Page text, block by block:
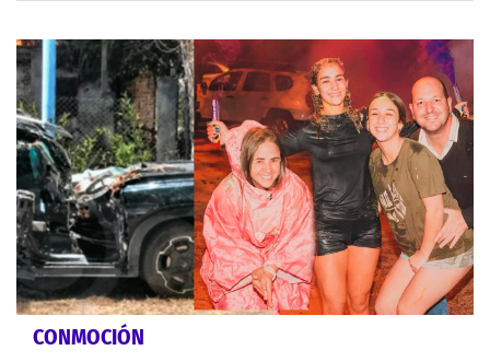
CONMOCIÓN